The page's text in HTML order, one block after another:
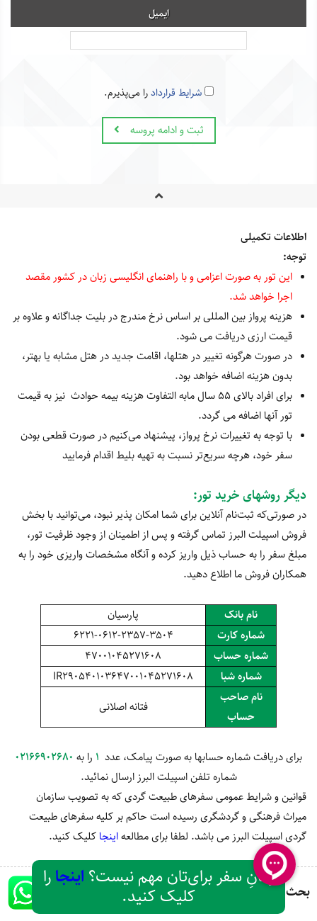
زمانِ سفر برای‌تان مهم نیست؟ اینجارا
کلیک کنید.
ایمیل
شرایط قراردادرا می‌پذیرم.
ثبت و ادامه پروسه
اطلاعات تکمیلی
توجه:
این تور به صورت اعزامی و با راهنمای انگلیسی زبان در کشور مقصد
اجرا خواهد شد.
هزینه پرواز بین المللی بر اساس نرخ مندرج در بلیت جداگانه و علاوه بر
قیمت ارزی دریافت می شود.
در صورت هرگونه تغییر در هتلها، اقامت جدید در هتل مشابه یا بهتر،
بدون هزینه اضافه خواهد بود.
برای افراد بالای 55 سال مابه التفاوت هزینه بیمه حوادث نیز به قیمت
تور آنها اضافه می گردد.
با توجه به تغییرات نرخ پرواز، پیشنهاد می‌کنیم در صورت قطعی بودن
سفر خود، هرچه سریع‌تر نسبت به تهیه بلیط اقدام فرمایید
دیگر روشهای خرید تور:
در صورتی‌که ثبت‌نام آنلاین برای شما امکان پذیر نبود، می‌توانید با بخش
فروش اسپیلت البرز تماس گرفته و پس از اطمینان از وجود ظرفیت تور،
مبلغ سفر را به حساب ذیل واریز کرده و آنگاه مشخصات واریزی خود را به
همکاران فروش ما اطلاع دهید.
نام بانک
پارسیان
شماره کارت
6221-0612-2357-3504
شماره حساب
47001045271608
شماره شبا
IR290540103647001045271608
نام صاحب
حساب
فتانه اصلانی
برای دریافت شماره حسابها به صورت پیامک، عدد 1 را به 02166902680
شماره تلفن اسپیلت البرز ارسال نمائید.
قوانین و شرایط عمومی سفرهای طبیعت گردی که به تصویب سازمان
میراث فرهنگی و گردشگری رسیده است حاکم بر کلیه سفرهای طبیعت
گردی اسپیلت البرز می باشد. لطفا برای مطالعهاینجا کلیک کنید.
بحث و تبادل نظر